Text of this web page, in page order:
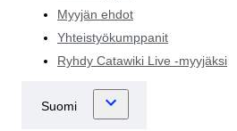
Myyjän ehdot
Yhteistyökumppanit
Ryhdy Catawiki Live -myyjäksi